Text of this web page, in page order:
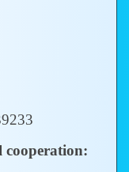
cooperation: